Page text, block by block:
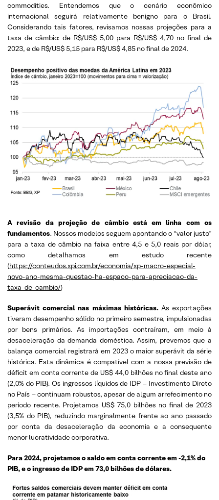
commodities. Entendemos que o cenário econômico
internacional seguirá relativamente benigno para o Brasil.
Considerando tais fatores, revisamos nossas projeções para a
taxa de câmbio: de R$/US$ 5,00 para R$/US$ 4,70 no final de
2023, e de R$/US$ 5,15 para R$/US$ 4,85 no final de 2024.
A revisão da projeção de câmbio está em linha com os
fundamentos. Nossos modelos seguem apontando o “valor justo”
para a taxa de câmbio na faixa entre 4,5 e 5,0 reais por dólar,
como detalhamos em estudo recente
(https://conteudos.xpi.com.br/economia/xp-macro-especial-
novo-ano-mesma-questao-ha-espaco-para-apreciacao-da-
taxa-de-cambio/)
Superávit comercial nas máximas históricas. As exportações
tiveram desempenho sólido no primeiro semestre, impulsionadas
por bens primários. As importações contraíram, em meio à
desaceleração da demanda doméstica. Assim, prevemos que a
balança comercial registrará em 2023 o maior superávit da série
histórica. Esta dinâmica é compatível com a nossa previsão de
déficit em conta corrente de US$ 44,0 bilhões no final deste ano
(2,0% do PIB). Os ingressos líquidos de IDP – Investimento Direto
no País – continuam robustos, apesar de algum arrefecimento no
período recente. Projetamos US$ 75,0 bilhões no final de 2023
(3,5% do PIB), reduzindo marginalmente frente ao ano passado
por conta da desaceleração da economia e a consequente
menor lucratividade corporativa.
Para 2024, projetamos o saldo em conta corrente em -2,1% do
PIB, e o ingresso de IDP em 73,0 bilhões de dólares.